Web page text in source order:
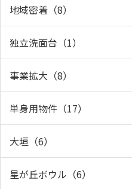
地域密着（8）
独立洗面台（1）
事業拡大（8）
単身用物件（17）
大垣（6）
星が丘ボウル（6）